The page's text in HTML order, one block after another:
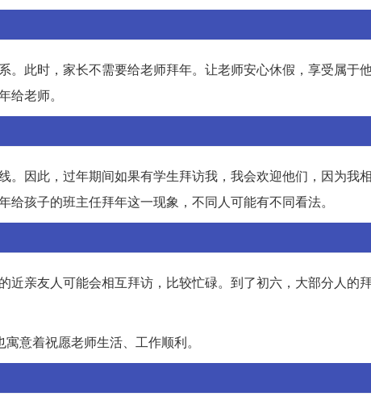
此时，家长不需要给老师拜年。让老师安心休假，享受属于
老师。
因此，过年期间如果有学生拜访我，我会欢迎他们，因为我
孩子的班主任拜年这一现象，不同人可能有不同看法。
亲友人可能会相互拜访，比较忙碌。到了初六，大部分人的
意着祝愿老师生活、工作顺利。